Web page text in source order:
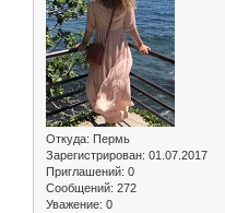
Откуда: Пермь
Зарегистрирован: 01.07.2017
Приглашений: 0
Сообщений: 272
Уважение: 0